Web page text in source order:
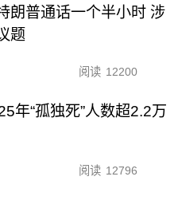
朗普通话一个半小时 涉
题
阅读 12200
年“孤独死”人数超2.2万
阅读 12796